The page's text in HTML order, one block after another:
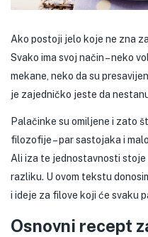
Ako postoji jelo koje ne zna
Svako ima svoj način – neko
mekane, neko da su
je zajedničko jeste da
Palačinke su omiljene i zato
filozofije – par sastojaka i
Ali iza te jednostavnosti
razliku. U ovom tekstu
i ideje za filove koji će svaku
Osnovni recept